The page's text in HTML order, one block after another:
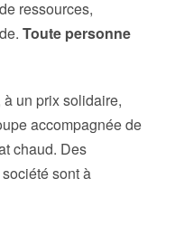
ressources,
Toute personne
un prix solidaire,
accompagnée de
chaud. Des
sont à